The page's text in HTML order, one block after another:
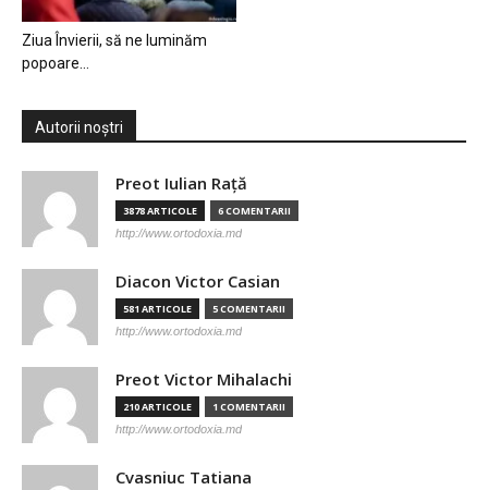
Ziua Învierii, să ne luminăm
popoare…
Autorii noștri
Preot Iulian Raţă
3878 ARTICOLE 6 COMENTARII
http://www.ortodoxia.md
Diacon Victor Casian
581 ARTICOLE 5 COMENTARII
http://www.ortodoxia.md
Preot Victor Mihalachi
210 ARTICOLE 1 COMENTARII
http://www.ortodoxia.md
Cvasniuc Tatiana